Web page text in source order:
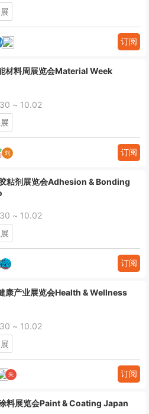
订阅
材料周展览会Material Week
~ 10.02
订阅
粘剂展览会Adhesion & Bonding
~ 10.02
订阅
康产业展览会Health & Wellness
~ 10.02
订阅
料展览会Paint & Coating Japan